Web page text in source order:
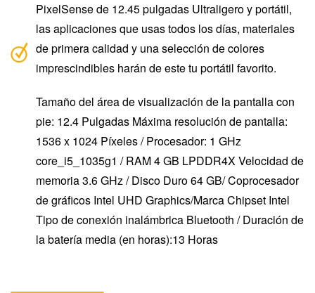
PixelSense de 12.45 pulgadas Ultraligero y portátil,
las aplicaciones que usas todos los días, materiales
de primera calidad y una selección de colores
imprescindibles harán de este tu portátil favorito.
Tamaño del área de visualización de la pantalla con
pie: ‎12.4 Pulgadas Máxima resolución de pantalla:
‎1536 x 1024 Píxeles / Procesador: ‎1 GHz
core_i5_1035g1 / RAM ‎4 GB LPDDR4X Velocidad de
memoria ‎3.6 GHz / Disco Duro ‎64 GB/ Coprocesador
de gráficos ‎Intel UHD Graphics/Marca Chipset‎ Intel
Tipo de conexión inalámbrica ‎Bluetooth / Duración de
la batería media (en horas):13 Horas